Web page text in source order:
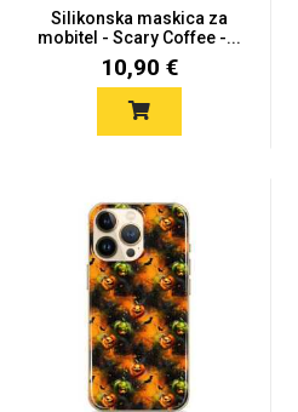
Silikonska maskica za
mobitel - Scary Coffee -...
10,90 €